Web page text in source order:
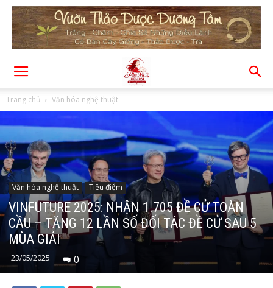
Trang chủ Văn hóa nghệ thuật
Văn hóa nghệ thuật Tiêu điểm
VINFUTURE 2025: NHẬN 1.705 ĐỀ CỬ TOÀN
CẦU – TĂNG 12 LẦN SỐ ĐỐI TÁC ĐỀ CỬ SAU 5
MÙA GIẢI
23/05/2025 0